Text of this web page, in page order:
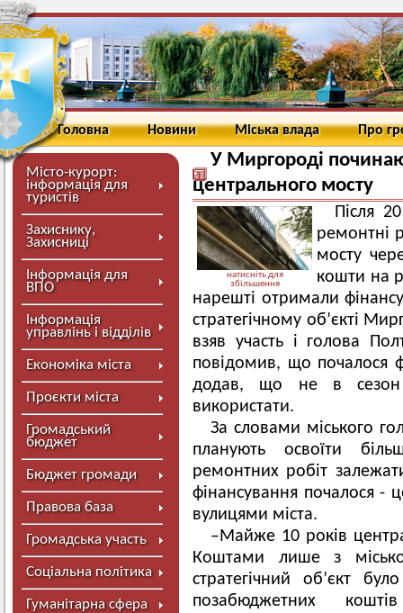
Головна Новини Міська влада Про
Місто-курорт:
інформація для
туристів
Захиснику,
Захисниці
Інформація для
ВПО
Інформація
управлінь і відділів
Економіка міста
Проєкти міста
Громадський
бюджет
Бюджет громади
Правова база
Громадська участь
Соціальна політика
Гуманітарна сфера
У Миргороді
центрального мосту
натисніть для
збільшення
Після
ремонтні
мосту
кошти на
нарешті отримали
стратегічному об’єкті
взяв участь і голова
повідомив, що почалося
додав, що не в сезон
використати.
За словами міського
планують освоїти
ремонтних робіт
фінансування почалося -
вулицями міста.
–Майже 10 років
Коштами лише з
стратегічний об’єкт
позабюджетних